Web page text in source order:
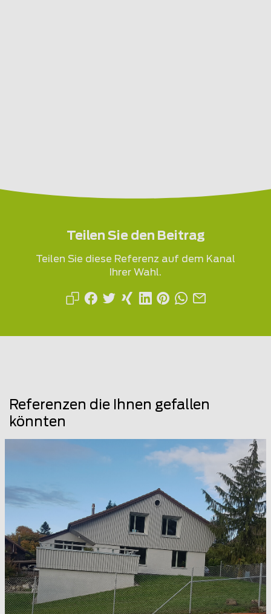
Teilen Sie den Beitrag
Teilen Sie diese Referenz auf dem Kanal
Ihrer Wahl.
Referenzen die Ihnen gefallen
könnten